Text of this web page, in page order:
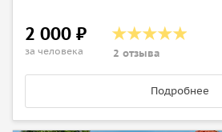
2 000 ₽
за человека 2 отзыва
Подробнее